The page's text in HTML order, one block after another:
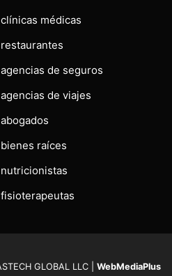
médicas
de seguros
de viajes
raíces
GLOBAL LLC | WebMediaPlus